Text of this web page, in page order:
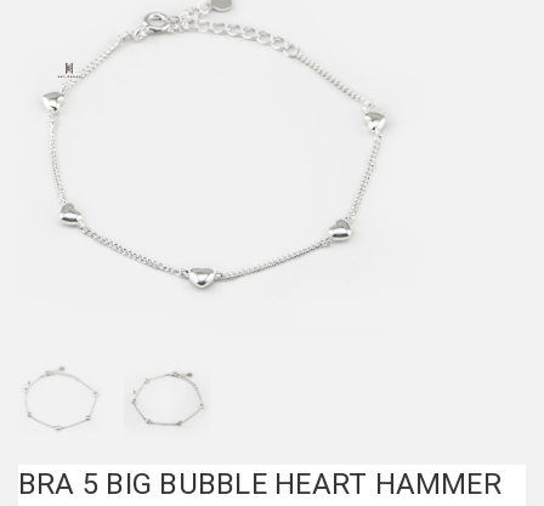
BRA 5 BIG BUBBLE HEART HAMMER